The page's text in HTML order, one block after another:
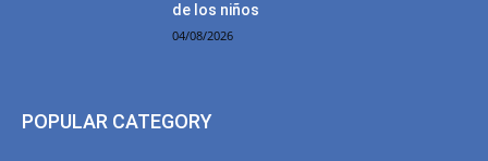
de los niños
04/08/2026
POPULAR CATEGORY